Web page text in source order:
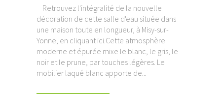
Retrouvez l'intégralité de la nouvelle
décoration de cette salle d'eau située dans
une maison toute en longueur, à Misy-sur-
Yonne, en cliquant ici.Cette atmosphère
moderne et épurée mixe le blanc, le gris, le
noir et le prune, par touches légères. Le
mobilier laqué blanc apporte de...